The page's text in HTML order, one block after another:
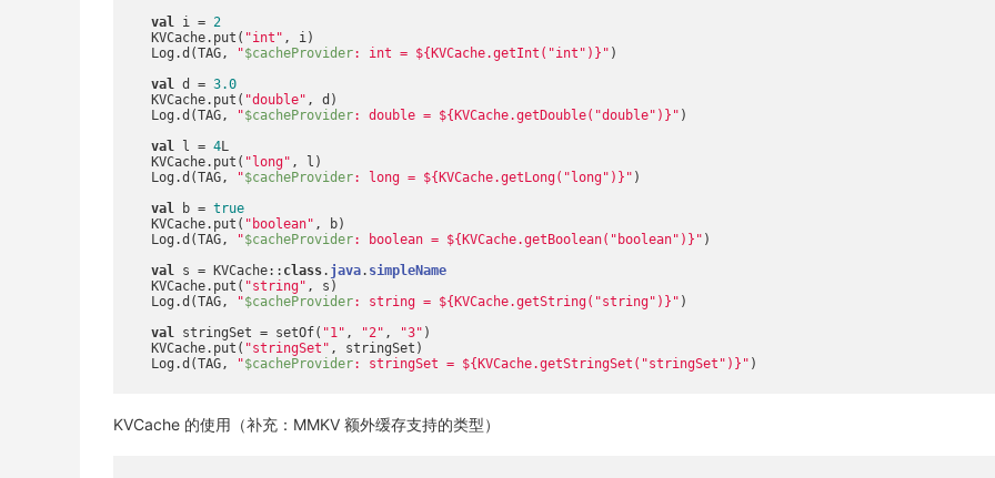
val i = 2
    KVCache.put(
"int" , i)
    Log.d(TAG,
"$cacheProvider: int = ${KVCache.getInt("int")} " )
val d = 3.0
    KVCache.put(
"double" , d)
    Log.d(TAG,
"$cacheProvider: double = ${KVCache.getDouble("double")} " )
val l = 4L
    KVCache.put(
"long" , l)
    Log.d(TAG,
"$cacheProvider: long = ${KVCache.getLong("long")} " )
val b = true
    KVCache.put(
"boolean" , b)
    Log.d(TAG,
"$cacheProvider: boolean = ${KVCache.getBoolean("boolean")} " )
val s = KVCache:: class. java. simpleName
    KVCache.put(
"string" , s)
    Log.d(TAG,
"$cacheProvider: string = ${KVCache.getString("string")} " )
val stringSet = setOf( "1" , "2" , "3" )
    KVCache.put(
"stringSet" , stringSet)
    Log.d(TAG,
"$cacheProvider: stringSet = ${KVCache.getStringSet("stringSet")} " )
KVCache 的使用（补充：MMKV 额外缓存支持的类型）